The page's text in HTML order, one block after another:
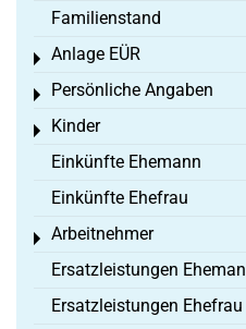
Familienstand
Anlage EÜR
Toggle menu
Persönliche Angaben
Toggle menu
Kinder
Toggle menu
Einkünfte Ehemann
Einkünfte Ehefrau
Arbeitnehmer
Toggle menu
Ersatzleistungen
Ersatzleistungen Ehefrau